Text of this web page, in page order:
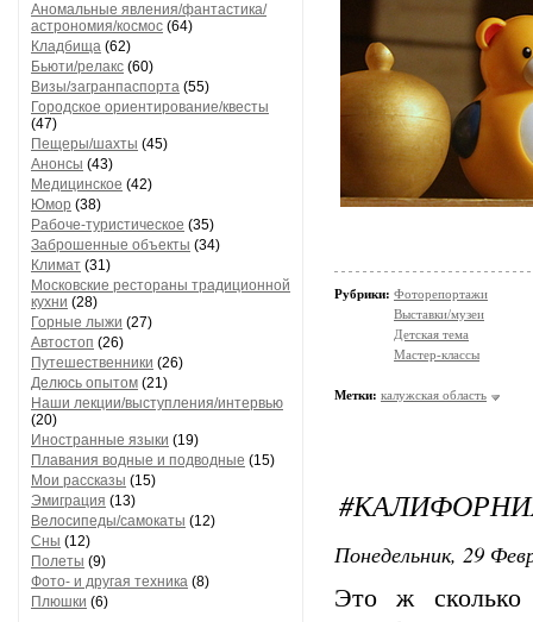
Аномальные явления/фантастика/
астрономия/космос (64)
Кладбища (62)
Бьюти/релакс (60)
Визы/загранпаспорта (55)
Городское ориентирование/квесты
(47)
Пещеры/шахты (45)
Анонсы (43)
Медицинское (42)
Юмор (38)
Рабоче-туристическое (35)
Заброшенные объекты (34)
Климат (31)
Московские рестораны традиционной
кухни (28)
Горные лыжи (27)
Автостоп (26)
Путешественники (26)
Делюсь опытом (21)
Наши лекции/выступления/интервью
(20)
Иностранные языки (19)
Плавания водные и подводные (15)
Мои рассказы (15)
Эмиграция (13)
Велосипеды/самокаты (12)
Сны (12)
Полеты (9)
Фото- и другая техника (8)
Плюшки (6)
Рубрики: Фоторепортажи
Выставки/музеи
Детская тема
Мастер-классы
Метки: калужская область
Понедельник, 29
Это ж сколько